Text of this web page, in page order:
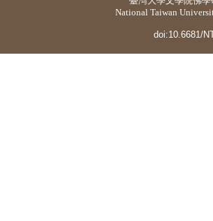
National Taiwan
doi:10.6681/